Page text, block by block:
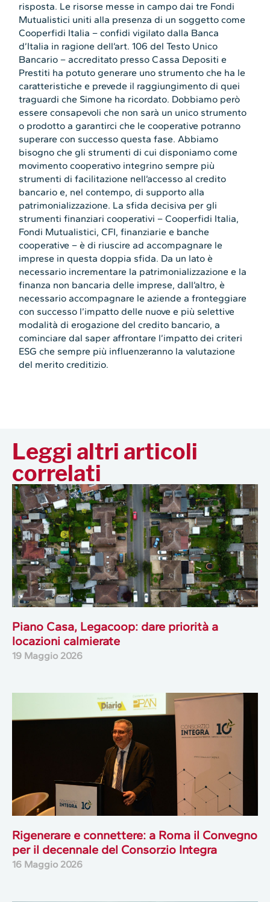
risposta. Le risorse messe in campo dai tre Fondi
Mutualistici uniti alla presenza di un soggetto come
Cooperfidi Italia – confidi vigilato dalla Banca
d’Italia in ragione dell’art. 106 del Testo Unico
Bancario – accreditato presso Cassa Depositi e
Prestiti ha potuto generare uno strumento che ha le
caratteristiche e prevede il raggiungimento di quei
traguardi che Simone ha ricordato. Dobbiamo però
essere consapevoli che non sarà un unico strumento
o prodotto a garantirci che le cooperative potranno
superare con successo questa fase. Abbiamo
bisogno che gli strumenti di cui disponiamo come
movimento cooperativo integrino sempre più
strumenti di facilitazione nell’accesso al credito
bancario e, nel contempo, di supporto alla
patrimonializzazione. La sfida decisiva per gli
strumenti finanziari cooperativi – Cooperfidi Italia,
Fondi Mutualistici, CFI, finanziarie e banche
cooperative – è di riuscire ad accompagnare le
imprese in questa doppia sfida. Da un lato è
necessario incrementare la patrimonializzazione e la
finanza non bancaria delle imprese, dall’altro, è
necessario accompagnare le aziende a fronteggiare
con successo l’impatto delle nuove e più selettive
modalità di erogazione del credito bancario, a
cominciare dal saper affrontare l’impatto dei criteri
ESG che sempre più influenzeranno la valutazione
del merito creditizio.
Leggi altri articoli
correlati
Piano Casa, Legacoop: dare priorità a
locazioni calmierate
19 Maggio 2026
Rigenerare e connettere: a Roma il Convegno
per il decennale del Consorzio Integra
16 Maggio 2026